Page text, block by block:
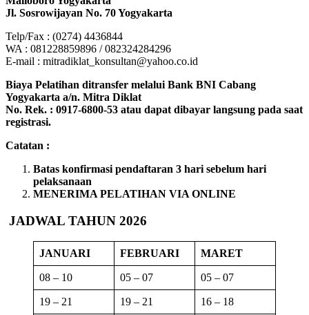
Jl. Sosrowijayan No. 70 Yogyakarta
Telp/Fax : (0274) 4436844
WA : 081228859896 / 082324284296
E-mail : mitradiklat_konsultan@yahoo.co.id
Biaya Pelatihan ditransfer melalui Bank BNI Cabang
Yogyakarta a/n. Mitra Diklat
No. Rek. : 0917-6800-53 atau dapat dibayar langsung pada saat
registrasi.
Catatan :
Batas konfirmasi pendaftaran 3 hari sebelum hari
pelaksanaan
MENERIMA PELATIHAN VIA ONLINE
JADWAL TAHUN 2026
JANUARI FEBRUARI MARET
08 – 10 05 – 07 05 – 07
19 – 21 19 – 21 16 – 18